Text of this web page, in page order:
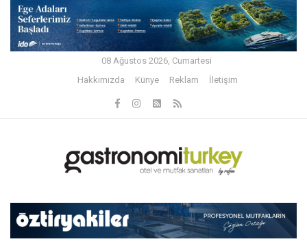
08 Ağustos 2026, Cumartesi
Hakkımızda
Künye Reklam İletişim